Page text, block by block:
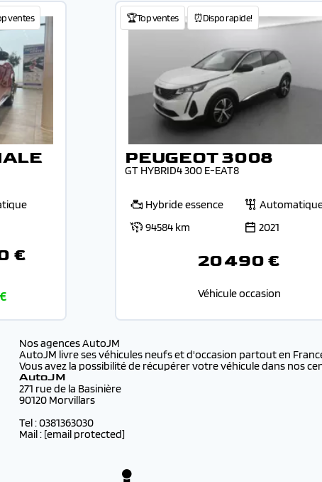
ventes
€
🏆Top ventes ⏰Dispo rapide!
PEUGEOT 3008
GT HYBRID4 300 E-EAT8
Hybride essence
94584 km
2021
20 490 €
Véhicule occasion
Nos agences AutoJM
AutoJM livre ses véhicules neufs et d'occasion partout en
Vous avez la possibilité de récupérer votre véhicule dans nos
AutoJM
271 rue de la Basinière
90120 Morvillars
Tel : 0381363030
Mail : [email protected]